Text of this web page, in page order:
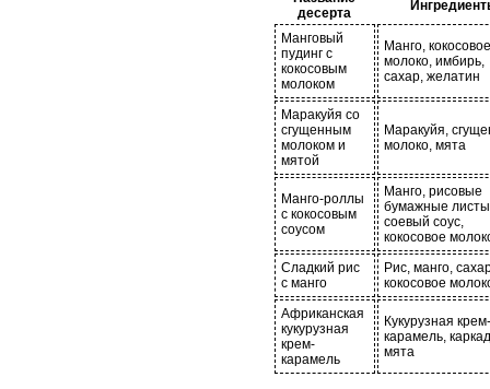
десерта
Манговый
пудинг с
кокосовым
молоком
Манго, кокосовое
молоко, имбирь,
сахар, желатин
Маракуйя со
сгущенным
молоком и
мятой
Маракуйя,
молоко, мята
Манго-роллы
с кокосовым
соусом
Манго, рисовые
бумажные
соевый соус,
кокосовое
Сладкий рис
с манго
Рис, манго,
кокосовое
Африканская
кукурузная
крем-
карамель
Кукурузная крем-
карамель,
мята